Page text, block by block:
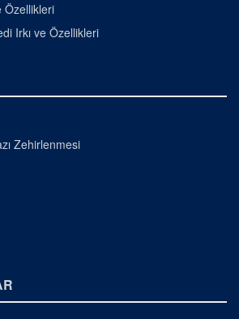
Özellikleri
Irkı ve Özellikleri
Zehirlenmesi